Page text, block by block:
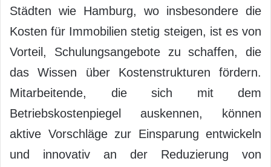
Städten wie Hamburg, wo insbesondere die
Kosten für Immobilien stetig steigen, ist es von
Vorteil, Schulungsangebote zu schaffen, die
das Wissen über Kostenstrukturen fördern.
Mitarbeitende, die sich mit dem
Betriebskostenpiegel auskennen, können
aktive Vorschläge zur Einsparung entwickeln
und innovativ an der Reduzierung von